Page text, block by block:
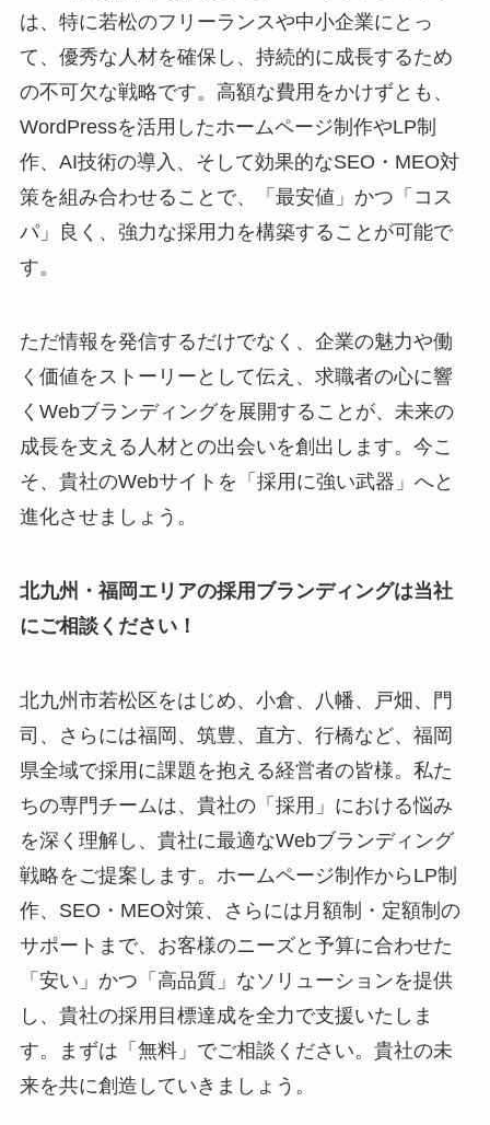
は、特に若松のフリーランスや中小企業にとっ
て、優秀な人材を確保し、持続的に成長するため
の不可欠な戦略です。高額な費用をかけずとも、
WordPressを活用したホームページ制作やLP制
作、AI技術の導入、そして効果的なSEO・MEO対
策を組み合わせることで、「最安値」かつ「コス
パ」良く、強力な採用力を構築することが可能で
す。
ただ情報を発信するだけでなく、企業の魅力や働
く価値をストーリーとして伝え、求職者の心に響
くWebブランディングを展開することが、未来の
成長を支える人材との出会いを創出します。今こ
そ、貴社のWebサイトを「採用に強い武器」へと
進化させましょう。
北九州・福岡エリアの採用ブランディングは当社
にご相談ください！
北九州市若松区をはじめ、小倉、八幡、戸畑、門
司、さらには福岡、筑豊、直方、行橋など、福岡
県全域で採用に課題を抱える経営者の皆様。私た
ちの専門チームは、貴社の「採用」における悩み
を深く理解し、貴社に最適なWebブランディング
戦略をご提案します。ホームページ制作からLP制
作、SEO・MEO対策、さらには月額制・定額制の
サポートまで、お客様のニーズと予算に合わせた
「安い」かつ「高品質」なソリューションを提供
し、貴社の採用目標達成を全力で支援いたしま
す。まずは「無料」でご相談ください。貴社の未
来を共に創造していきましょう。